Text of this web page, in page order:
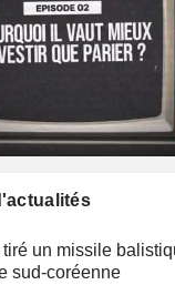
un missile
sud-coréenne